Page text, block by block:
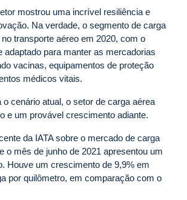
mostrou uma incrível resiliência e
Na verdade, o segmento de carga
transporte aéreo em 2020, com o
adaptado para manter as mercadorias
vacinas, equipamentos de proteção
médicos vitais.
o cenário atual, o setor de carga aérea
e um provável crescimento adiante.
da IATA sobre o mercado de carga
o mês de junho de 2021 apresentou um
Houve um crescimento de 9,9% em
por quilômetro, em comparação com o